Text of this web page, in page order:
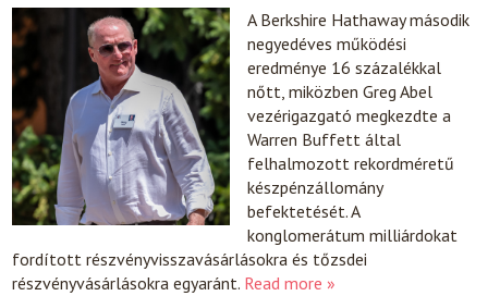
A Berkshire Hathaway második
negyedéves működési
eredménye 16 százalékkal
nőtt, miközben Greg Abel
vezérigazgató megkezdte a
Warren Buffett által
felhalmozott rekordméretű
készpénzállomány
befektetését. A
konglomerátum milliárdokat
fordított részvényvisszavásárlásokra és tőzsdei
részvényvásárlásokra egyaránt. Read more »